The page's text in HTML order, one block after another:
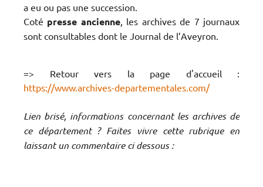
a eu ou pas une succession.
Coté presse ancienne, les archives de 7 journaux
sont consultables dont le Journal de l’Aveyron.
=> Retour vers la page d'accueil :
https://www.archives-departementales.com/
Lien brisé, informations concernant les archives de
ce département ? Faites vivre cette rubrique en
laissant un commentaire ci dessous :